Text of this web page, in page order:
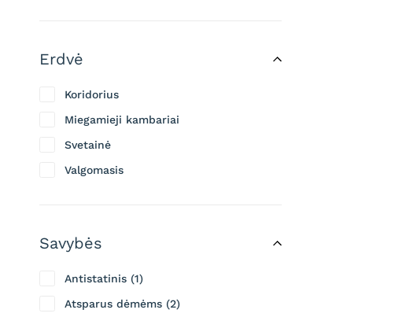
Erdvė
Koridorius
Miegamieji kambariai
Svetainė
Valgomasis
Savybės
Antistatinis
1
Atsparus dėmėms
2